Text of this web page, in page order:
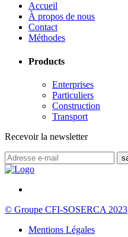
Accueil
À propos de nous
Contact
Méthodes
Products
Enterprises
Particuliers
Construction
Transport
Recevoir la newsletter
© Groupe CFI-SOSERCA 2023
Mentions Légales